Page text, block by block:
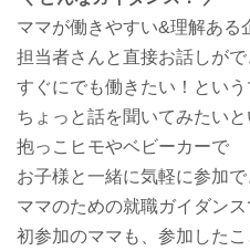
ママが働きやすい&理解ある
担当者さんと直接お話しがで
すぐにでも働きたい！という
ちょっと話を聞いてみたいと
抱っこヒモやベビーカーで
お子様と一緒に気軽に参加で
ママのための就職ガイダンス
初参加のママも、参加したこ